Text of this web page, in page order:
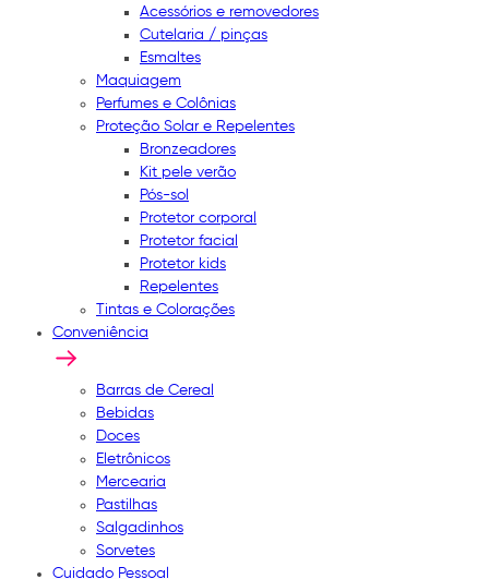
Acessórios e removedores
Cutelaria / pinças
Esmaltes
Maquiagem
Perfumes e Colônias
Proteção Solar e Repelentes
Bronzeadores
Kit pele verão
Pós-sol
Protetor corporal
Protetor facial
Protetor kids
Repelentes
Tintas e Colorações
Conveniência
Barras de Cereal
Bebidas
Doces
Eletrônicos
Mercearia
Pastilhas
Salgadinhos
Sorvetes
Cuidado Pessoal